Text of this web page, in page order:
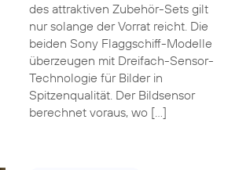
des attraktiven Zubehör-Sets gilt
nur solange der Vorrat reicht. Die
beiden Sony Flaggschiff-Modelle
überzeugen mit Dreifach-Sensor-
Technologie für Bilder in
Spitzenqualität. Der Bildsensor
berechnet voraus, wo […]